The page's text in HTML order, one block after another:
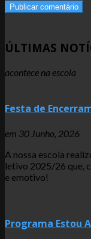
ÚLTIMAS
acontece na escola
Festa de
em 30 Junho, 2026
A nossa escola
letivo 2025/26 que,
e emotivo!
Programa Estou